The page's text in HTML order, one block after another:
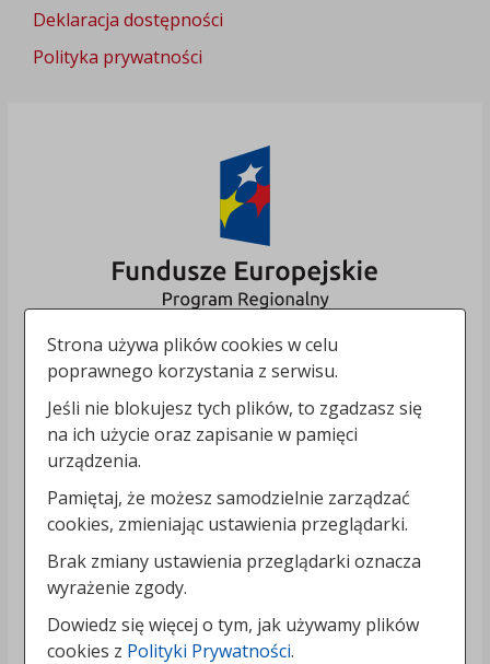
Deklaracja dostępności
Polityka prywatności
Strona używa plików cookies w celu
poprawnego korzystania z serwisu.
Jeśli nie blokujesz tych plików, to zgadzasz się
na ich użycie oraz zapisanie w pamięci
urządzenia.
Pamiętaj, że możesz samodzielnie zarządzać
cookies, zmieniając ustawienia przeglądarki.
Brak zmiany ustawienia przeglądarki oznacza
wyrażenie zgody.
Dowiedz się więcej o tym, jak używamy plików
cookies z Polityki Prywatności.